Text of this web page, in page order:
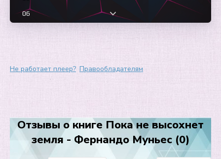
06
13
Не работает плеер? Правообладателям
Отзывы о книге Пока не высохнет
земля - Фернандо Муньес (0)